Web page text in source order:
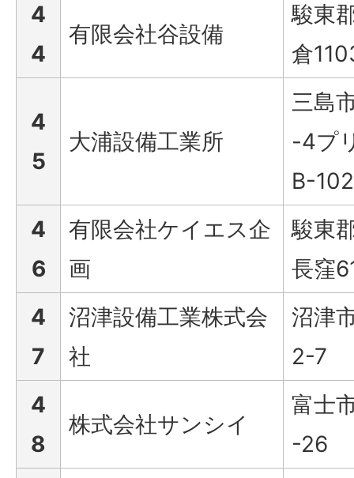
4
4
有限会社谷設備
駿東
倉
4
5
大浦設備工業所
三島
-4プ
B-102
4
6
有限会社ケイエス企
画
駿東
長窪
4
7
沼津設備工業株式会
社
沼津
2-7
4
8
株式会社サンシイ
富士
-26